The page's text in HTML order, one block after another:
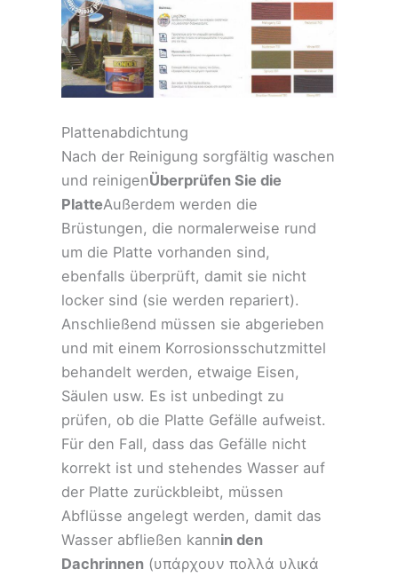
Plattenabdichtung
Nach der Reinigung sorgfältig waschen
und reinigenÜberprüfen Sie die
PlatteAußerdem werden die
Brüstungen, die normalerweise rund
um die Platte vorhanden sind,
ebenfalls überprüft, damit sie nicht
locker sind (sie werden repariert).
Anschließend müssen sie abgerieben
und mit einem Korrosionsschutzmittel
behandelt werden, etwaige Eisen,
Säulen usw. Es ist unbedingt zu
prüfen, ob die Platte Gefälle aufweist.
Für den Fall, dass das Gefälle nicht
korrekt ist und stehendes Wasser auf
der Platte zurückbleibt, müssen
Abflüsse angelegt werden, damit das
Wasser abfließen kannin den
Dachrinnen (υπάρχουν πολλά υλικά